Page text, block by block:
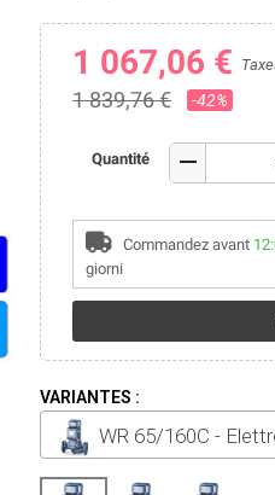
1 067,06 €
1 839,76 € -42%
Quantité remove
Commandez avant
giorni
VARIANTES :
WR 65/160C -